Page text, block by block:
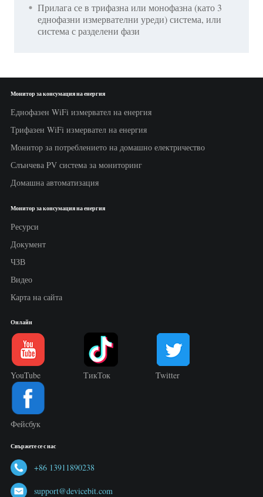
Прилага се в трифазна или монофазна (като 3
еднофазни измервателни уреди) система, или
система с разделени фази
Монитор за консумация на енергия
Еднофазен WiFi измервател на енергия
Трифазен WiFi измервател на енергия
Монитор за потреблението на домашно електричество
Слънчева PV система за мониторинг
Домашна автоматизация
Монитор за консумация на енергия
Ресурси
Документ
ЧЗВ
Видео
Карта на сайта
Онлайн
YouTube ТикТок Twitter
Фейсбук
Свържете се с нас
+86 13911890238
support@devicebit.com